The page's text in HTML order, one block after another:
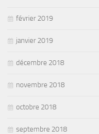
février 2019
janvier 2019
décembre 2018
novembre 2018
octobre 2018
septembre 2018